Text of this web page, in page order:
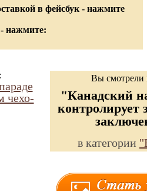
в фейсбук - нажмите
нажмите:
чехо-
Вы смотрели
"Канадский
контролирует
в категории